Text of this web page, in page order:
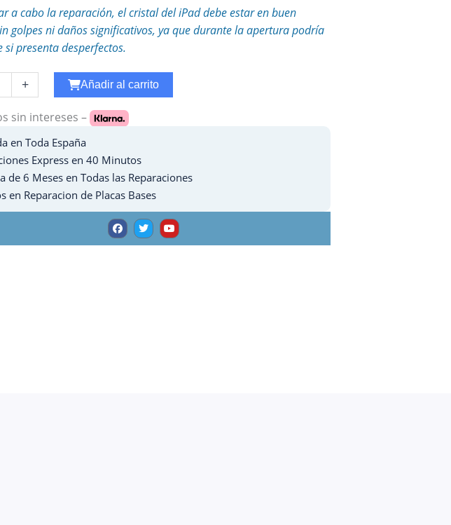
a cabo la reparación, el cristal del iPad debe estar en buen
golpes ni daños significativos, ya que durante la apertura podría
si presenta desperfectos.
+ Añadir al carrito
sin intereses –
en Toda España
Express en 40 Minutos
de 6 Meses en Todas las Reparaciones
en Reparacion de Placas Bases
F
a
c
e
T
w
i
t
Y
o
u
t